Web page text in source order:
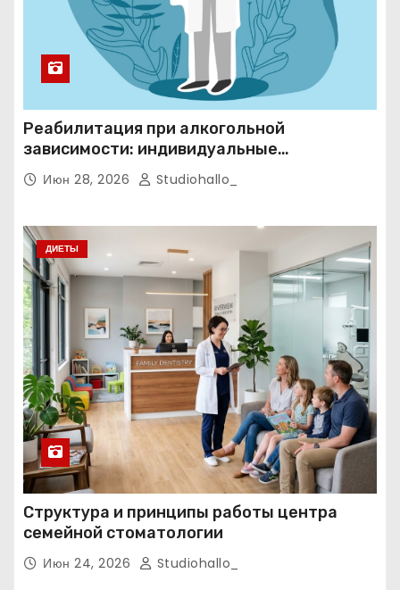
Реабилитация при алкогольной
зависимости: индивидуальные
программы, психотерапия и
ресоциализация при анонимном подходе
Июн 28, 2026 Studiohallo_
ДИЕТЫ
Структура и принципы работы центра
семейной стоматологии
Июн 24, 2026 Studiohallo_